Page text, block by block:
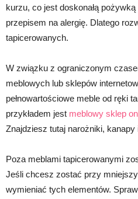
kurzu, co jest doskonałą
przepisem na alergię. Dlatego
tapicerowanych.
W związku z ograniczonym
meblowych lub sklepów
pełnowartościowe meble od ręki
przykładem jest meblowy sklep
Znajdziesz tutaj narożniki,
Poza meblami tapicerowanymi
Jeśli chcesz zostać przy
wymieniać tych elementów.